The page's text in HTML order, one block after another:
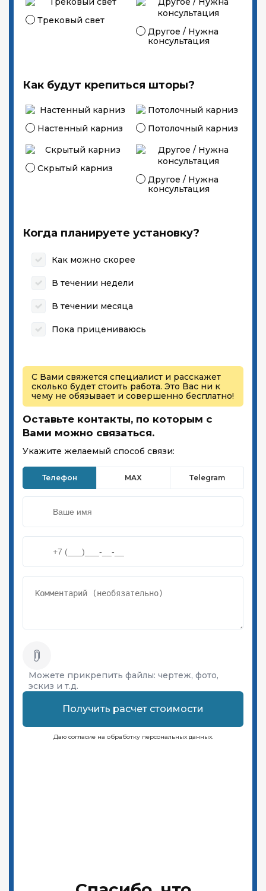
Трековый свет
Другое / Нужна
консультация
Как будут крепиться шторы?
Настенный карниз Потолочный карниз
Скрытый карниз
Другое / Нужна
консультация
Когда планируете установку?
Как можно скорее
В течении недели
В течении месяца
Пока прицениваюсь
С Вами свяжется специалист и расскажет
сколько будет стоить работа. Это Вас ни к
чему не обязывает и совершенно бесплатно!
Оставьте контакты, по которым с
Вами можно связаться.
Укажите желаемый способ связи:
Телефон MAX Telegram
Можете прикрепить файлы: чертеж, фото,
эскиз и т.д.
Получить расчет стоимости
Даю согласие на обработку персональных данных.